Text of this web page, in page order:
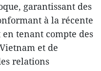
garantissant des
à la récente
tenant compte des
et de
relations